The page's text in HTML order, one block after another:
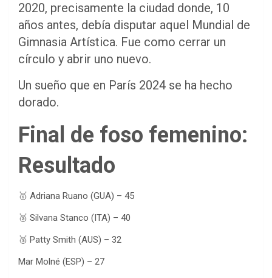
2020, precisamente la ciudad donde, 10
años antes, debía disputar aquel Mundial de
Gimnasia Artística. Fue como cerrar un
círculo y abrir uno nuevo.
Un sueño que en París 2024 se ha hecho
dorado.
Final de foso femenino:
Resultado
🥇 Adriana Ruano (GUA) – 45
🥈 Silvana Stanco (ITA) – 40
🥉 Patty Smith (AUS) – 32
Mar Molné (ESP) – 27